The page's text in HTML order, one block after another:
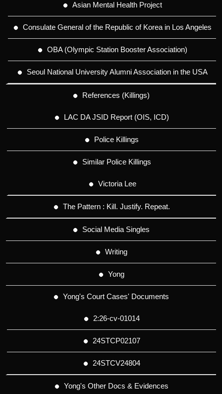
Asian Mental Health Project
Consulate General of the Republic of Korea in Los Angeles
OBA (Olympic Station Booster Association)
Seoul National University Alumni Association in the USA
References (Killings)
LAC DA JSID Report (OIS, ICD)
Police Killings
Similar Police Killings
Victoria Lee
The Pattern : Kill. Justify. Repeat.
Social Media Singles
Writing
Yong
Yong's Court Cases' Documents
2:26-cv-01014
24STCP02107
24STCV24804
Yong's Other Docs & Evidences